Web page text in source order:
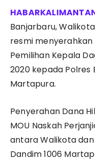
Banjarbaru,
resmi menyerahkan
Pemilihan Kepala
2020 kepada Polres
Martapura.
Penyerahan Dana
MOU Naskah
antara Walikota
Dandim 1006